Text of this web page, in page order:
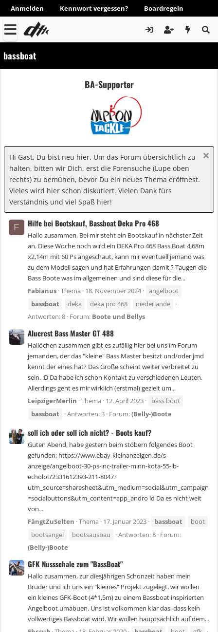
Anmelden Kennwort vergessen? Boardregeln
bassboat
BA-Supporter
Hi Gast, Du bist neu hier. Um das Forum übersichtlich zu
halten, bitten wir Dich, erst die Forensuche (Lupe oben
rechts) zu bemühen, bevor Du ein neues Thema eröffnest.
Vieles wird hier schon diskutiert. Vielen Dank fürs
Verständnis und viel Spaß hier!
F Hilfe bei Bootskauf, Bassboat Deka Pro 468
Hallo zusammen, Bei mir steht ein Bootskauf in nächster Zeit
an. Diese Woche noch wird ein DEKA Pro 468 Bass Boat 4,68m
x2,14m mit 60 Ps angeschaut, kann mir eventuell jemand was
zu dem Modell sagen und hat Erfahrungen damit ? Taugen die
Bass Boote was im allgemeinen und sind diese für die...
Fabianus Thema 18. November 2024
angelboot
bassboat
deka deka pro 468
niederlande
Antworten: 8 Forum: Boote und Bellys
Alucrest Bass Master GT 488
Hallöchen zusammen gibt es zufällig hier bei uns im Forum
jemanden, der das "kleine" Bass Master besitzt und/oder jmd
kennt der eines hat? Das Große scheint weiter verbreitet zu
sein. :D Da habe ich schon Kontakt zu verschiedenen Leuten.
Allerdings geht es mir wirklich (erstmal) gezielt um...
LeipzigerMerlin Thema 12. April 2023
bass boot
bassboat
Antworten: 3 Forum:(Belly-)Boote
soll ich oder soll ich nicht? - Boots kauf?
Guten Abend, habe gestern beim stöbern folgendes Boot
gefunden: https://www.ebay-kleinanzeigen.de/s-
anzeige/angelboot-30-ps-inc-trailer-minn-kota-55-lb-
echolot/2331612393-211-8047?
utm_source=sharesheet&utm_medium=social&utm_campaign
=socialbuttons&utm_content=app_andro id Da es nicht weit
von...
FängtZuSelten Thema 17. Januar 2023 bassboat
boot
bootsangel
bootsausbau Antworten: 8 Forum:
(Belly-)Boote
GFK Nussschale zum "BassBoat"
Hallo zusammen, zur diesjährigen Schonzeit haben mein
Bruder und ich uns ein "kleines" Projekt zugelegt. wir wollen
ein kleines GFK-Boot (4*1,5m) zu einem Bassboat inspirierten
Angelboot umabuen. Uns ist volkommen klar das, dass kein
vollwertiges Bassboat wird. Wir wollen hauptsächlich auf dem...